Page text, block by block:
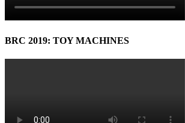
BRC 2019: TOY MACHINES